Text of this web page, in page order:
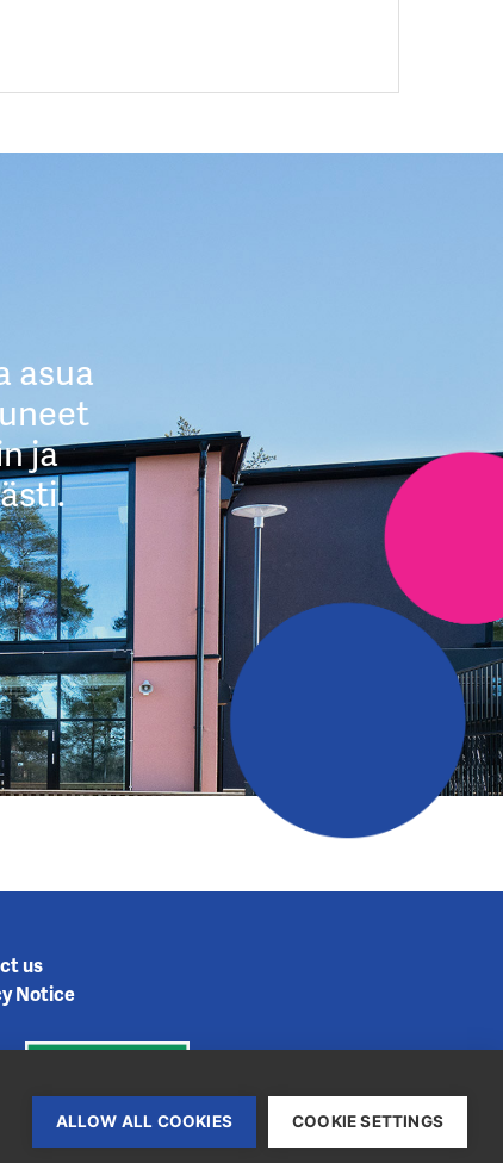
asua
ja
us
Notice
ALLOW ALL COOKIES COOKIE SETTINGS